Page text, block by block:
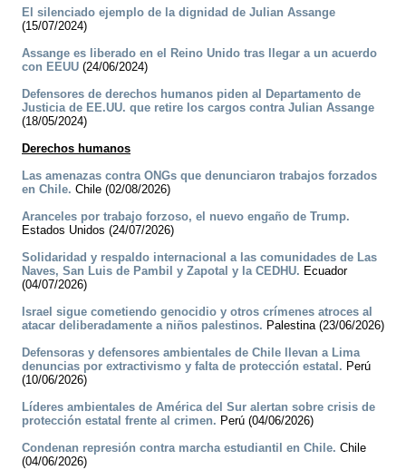
El silenciado ejemplo de la dignidad de Julian Assange
(15/07/2024)
Assange es liberado en el Reino Unido tras llegar a un acuerdo
con EEUU (24/06/2024)
Defensores de derechos humanos piden al Departamento de
Justicia de EE.UU. que retire los cargos contra Julian Assange
(18/05/2024)
Derechos humanos
Las amenazas contra ONGs que denunciaron trabajos forzados
en Chile. Chile (02/08/2026)
Aranceles por trabajo forzoso, el nuevo engaño de Trump.
Estados Unidos (24/07/2026)
Solidaridad y respaldo internacional a las comunidades de Las
Naves, San Luis de Pambil y Zapotal y la CEDHU. Ecuador
(04/07/2026)
Israel sigue cometiendo genocidio y otros crímenes atroces al
atacar deliberadamente a niños palestinos. Palestina (23/06/2026)
Defensoras y defensores ambientales de Chile llevan a Lima
denuncias por extractivismo y falta de protección estatal. Perú
(10/06/2026)
Líderes ambientales de América del Sur alertan sobre crisis de
protección estatal frente al crimen. Perú (04/06/2026)
Condenan represión contra marcha estudiantil en Chile. Chile
(04/06/2026)